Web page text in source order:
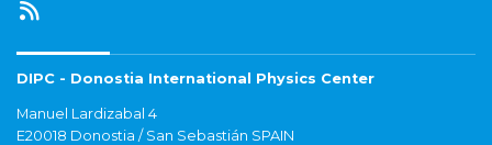
DIPC - Donostia International Physics Center
Manuel Lardizabal 4
E20018 Donostia / San Sebastián SPAIN